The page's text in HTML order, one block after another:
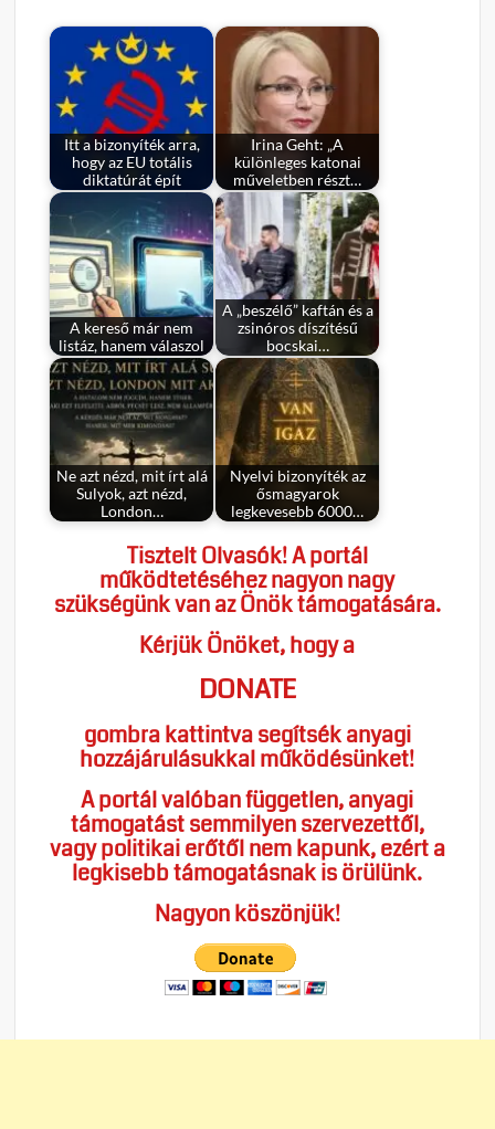
Itt a bizonyíték arra,
hogy az EU totális
diktatúrát épít
Irina Geht: „A
különleges katonai
műveletben részt…
A kereső már nem
listáz, hanem válaszol
A „beszélő” kaftán és a
zsinóros díszítésű
bocskai…
Ne azt nézd, mit írt alá
Sulyok, azt nézd,
London…
Nyelvi bizonyíték az
ősmagyarok
legkevesebb 6000…
Tisztelt Olvasók! A portál
működtetéséhez nagyon nagy
szükségünk van az Önök támogatására.
Kérjük Önöket, hogy a
DONATE
gombra kattintva segítsék anyagi
hozzájárulásukkal működésünket!
A portál valóban független, anyagi
támogatást semmilyen szervezettől,
vagy politikai erőtől nem kapunk, ezért a
legkisebb támogatásnak is örülünk.
Nagyon köszönjük!